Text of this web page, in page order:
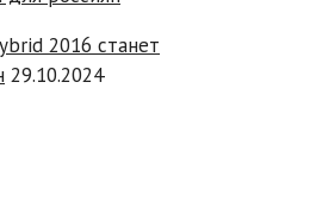
2016 станет
29.10.2024